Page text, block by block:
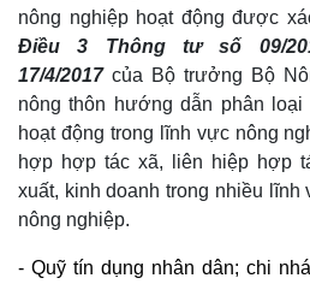
nông nghiệp hoạt động được
Điều 3 Thông tư số 09/
17/4/2017của Bộ trưởng Bộ
nông thôn hướng dẫn phân
hoạt động trong lĩnh vực nông
hợp hợp tác xã, liên hiệp hợp
xuất, kinh doanh trong nhiều
nông nghiệp.
- Quỹ tín dụng nhân dân; chi